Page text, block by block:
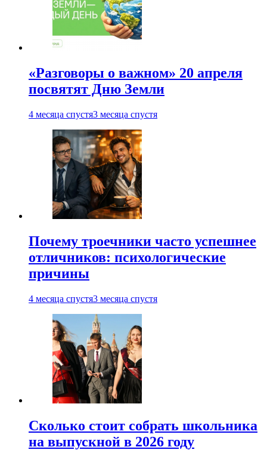
«Разговоры о важном» 20 апреля
посвятят Дню Земли
4 месяца спустя3 месяца спустя
Почему троечники часто успешнее
отличников: психологические
причины
4 месяца спустя3 месяца спустя
Сколько стоит собрать школьника
на выпускной в 2026 году